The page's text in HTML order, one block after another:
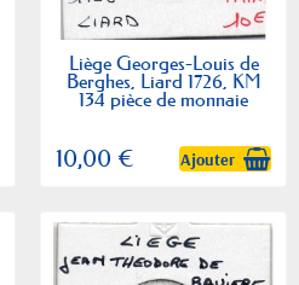
Liège Georges-Louis de
Berghes, Liard 1726, KM
134 pièce de monnaie
10,00 € Ajouter